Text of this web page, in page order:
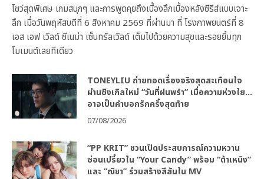
โชว์สุดพิเศษ เกมสนุกๆ และการพูดคุยถึงเบื้องลึกเบื้องหลังซีรีส์แบบเจาะ
ลึก เมื่อวันพฤหัสบดีที่ 6 สิงหาคม 2569 ที่ผ่านมา ที่ โรงภาพยนตร์ที่ 8
เอส เอฟ เวิลด์ ซีเนม่า เซ็นทรัลเวิลด์ เต็มไปด้วยความสุขและรอยยิ้มทุก
โมเมนต์เลยทีเดียว
TONEYLIU ถ่ายทอดเรื่องจริงสุดสะเทือนใจ
ผ่านซิงเกิลใหม่ “วันที่ฝนพรำ” เมื่อความห่วงใย…
อาจเป็นคำบอกรักครั้งสุดท้าย
07/08/2026
“PP KRIT” ชวนเปิดประสบการณ์ความหวาน
ซ่อนเปรี้ยวใน “Your Candy” พร้อม “ต้าเหนิง”
และ “ณิชา” ร่วมสร้างสีสันใน MV